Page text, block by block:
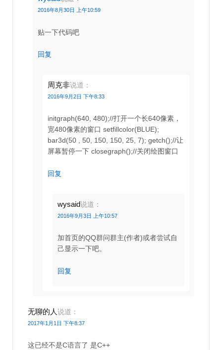
2016年8月30日 上午10:59
贴一下代码吧
回复
周克非说道：
2016年9月2日 下午8:33
initgraph(640, 480);//打开一个长640像素，
宽480像素的窗口 setfillcolor(BLUE);
bar3d(50 , 50, 150, 150, 25, 7); getch();//让
屏幕暂停一下 closegraph();//关闭绘图窗口
回复
wysaid说道：
2016年9月3日 上午10:57
加首页的QQ群问群主(作者)或者尝试自
己显示一下吧。
回复
无聊的人说道：
2017年1月1日 下午8:37
这已经不是C语言了 是C++